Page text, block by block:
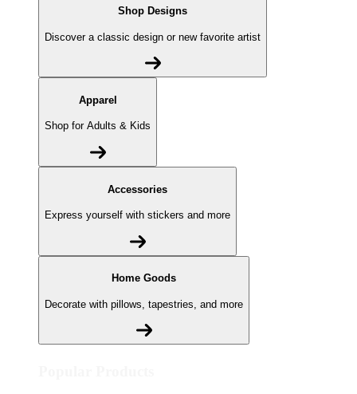
Shop Designs
Discover a classic design or new favorite artist
Apparel
Shop for Adults & Kids
Accessories
Express yourself with stickers and more
Home Goods
Decorate with pillows, tapestries, and more